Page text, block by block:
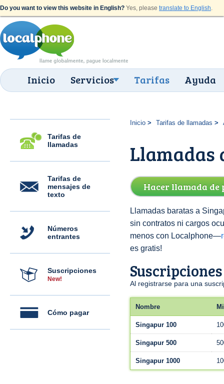
Do you want to view this website in English? Yes, please translate to English.
Inicio Servicios Tarifas Ayuda
Tarifas de
llamadas
Tarifas de
mensajes de
texto
Números
entrantes
Suscripciones
New!
Cómo pagar
Inicio Tarifas de llamadas
Llamadas
Hacer llamada de
Llamadas baratas a
sin contratos ni cargos
menos con Localphone—
es gratis!
Suscripciones
Al registrarse para una
Nombre
Singapur 100
Singapur 500
Singapur 1000